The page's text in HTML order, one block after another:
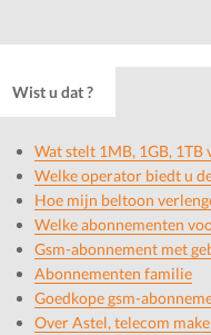
Wist u dat ?
Wat stelt 1MB, 1GB, 1TB
Welke operator biedt u
Hoe mijn beltoon
Welke abonnementen
Gsm-abonnement met
Abonnementen familie
Goedkope gsm-
Over Astel, telecom